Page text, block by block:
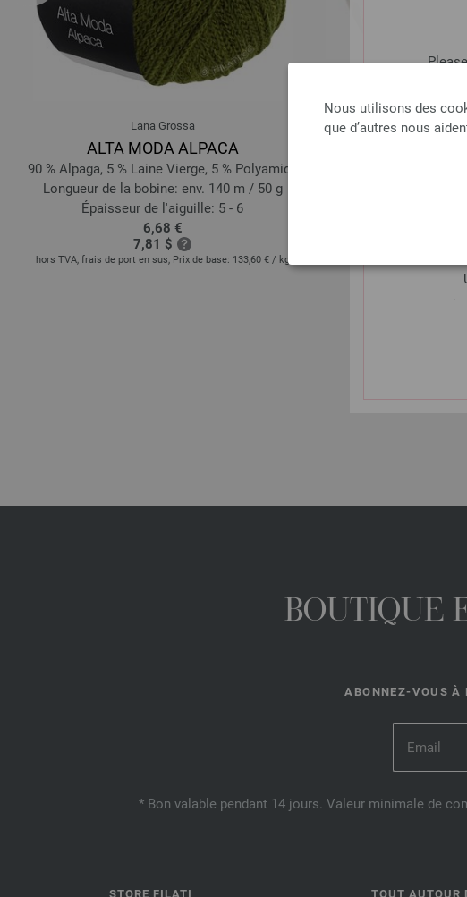
Nous utilisons des
que d’autres nous
Lana Grossa
ALTA MODA ALPACA
90 % Alpaga, 5 % Laine Vierge, 5 % Polyamide
Longueur de la bobine: env. 140 m / 50 g
Épaisseur de l'aiguille: 5 - 6
6,68 €
7,81 $
hors TVA, frais de port en sus, Prix de base: 133,60 € / kg
Lana
Longueur de la
Épaisseur de
3,74 € -
BOUTIQUE
ABONNEZ-VOUS À
* Bon valable pendant 14 jours. Valeur minimale de
STORE FILATI TOUT AUTOUR